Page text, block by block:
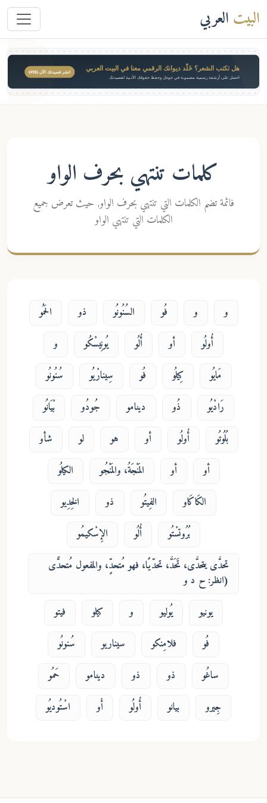
البيت العربي
هل تكتب الشعر؟ خَلّد ديوانك الرقمي معنا في البيت العربي
احصل على أرشفة رسمية مضمونة في جوجل وحفظ حقوقك الأدبية لقصيدتك
انشر قصيدتك الآن ($49)
كلمات تنتهي بحرف الواو
فائمة تضم الكلمات التي تنتهي بحرف الواو, حيث تعرض جميع
الكلمات التي تنتهي الواو
و و فُو السُنُونُو ذو
الحَمُو
أُولُو
أو أُلُو يُونِيسْكُو
و
مَايُو
كِيلُو فُو سِينارْيُو
سُنُونُو
رَادْيُو
ذُو دينامو جُودُو
بْيَانُو
بُلُوتُو
أُولُو أو هو لو
شأو
أو
أو المَنْجَةُ، والمَنْجُو
الكيلُو
الكَاكَاو
الفِيتُو ذو
الخِدِيو
بُرُوتسْتُو
أُلُو
الإِسْكيمُو
تحدَّى يتحدَّى، تَحَدَّ، تحدّيًا، فهو مُتحدٍّ، والمفعول مُتحدًّى
(انظر: ح د و
يونيو
يُوليو و كيلو
فيتو
فُو
فلامِنكو سيناريو
سُنونُو
ساغُو
ذو ذو دينامو
حَمُو
جِيرو
بيانو أُولُو أَو اسْتُوديُو